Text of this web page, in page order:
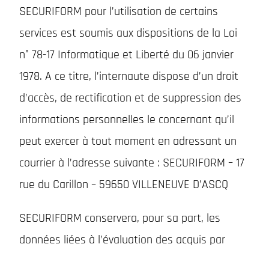
SECURIFORM pour l’utilisation de certains
services est soumis aux dispositions de la Loi
n° 78-17 Informatique et Liberté du 06 janvier
1978. A ce titre, l’internaute dispose d’un droit
d’accès, de rectification et de suppression des
informations personnelles le concernant qu’il
peut exercer à tout moment en adressant un
courrier à l’adresse suivante : SECURIFORM – 17
rue du Carillon – 59650 VILLENEUVE D’ASCQ
SECURIFORM conservera, pour sa part, les
données liées à l’évaluation des acquis par